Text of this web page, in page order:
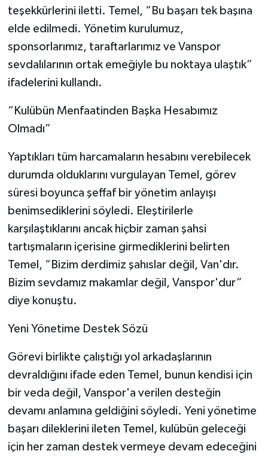
teşekkürlerini iletti. Temel, “Bu başarı tek başına
elde edilmedi. Yönetim kurulumuz,
sponsorlarımız, taraftarlarımız ve Vanspor
sevdalılarının ortak emeğiyle bu noktaya ulaştık”
ifadelerini kullandı.
“Kulübün Menfaatinden Başka Hesabımız
Olmadı”
Yaptıkları tüm harcamaların hesabını verebilecek
durumda olduklarını vurgulayan Temel, görev
süresi boyunca şeffaf bir yönetim anlayışı
benimsediklerini söyledi. Eleştirilerle
karşılaştıklarını ancak hiçbir zaman şahsi
tartışmaların içerisine girmediklerini belirten
Temel, “Bizim derdimiz şahıslar değil, Van'dır.
Bizim sevdamız makamlar değil, Vanspor'dur”
diye konuştu.
Yeni Yönetime Destek Sözü
Görevi birlikte çalıştığı yol arkadaşlarının
devraldığını ifade eden Temel, bunun kendisi için
bir veda değil, Vanspor'a verilen desteğin
devamı anlamına geldiğini söyledi. Yeni yönetime
başarı dileklerini ileten Temel, kulübün geleceği
için her zaman destek vermeye devam edeceğini